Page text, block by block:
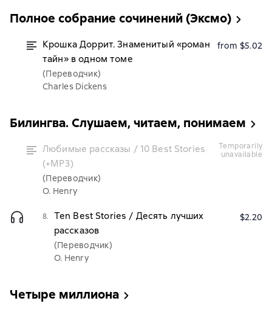
Полное собрание сочинений (Эксмо)
Крошка Доррит. Знаменитый «роман
тайн» в одном томе
(Переводчик)
Charles Dickens
from $5.02
Билингва. Слушаем, читаем, понимаем
Любимые рассказы / 10 Best Stories
(+MP3)
(Переводчик)
O. Henry
temporarily
unavailable
8.
Ten Best Stories / Десять лучших
рассказов
(Переводчик)
O. Henry
$2.20
Четыре миллиона